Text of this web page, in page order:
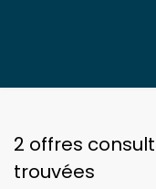
2 offres
trouvées